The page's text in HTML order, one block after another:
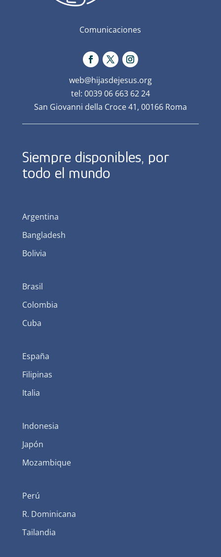
Comunicaciones
web@hijasdejesus.org
tel: 0039 06 663 62 24
San Giovanni della Croce 41, 00166 Roma
Siempre disponibles, por
todo el mundo
Argentina
Bangladesh
Bolivia
Brasil
Colombia
Cuba
España
Filipinas
Italia
Indonesia
Japón
Mozambique
Perú
R. Dominicana
Tailandia